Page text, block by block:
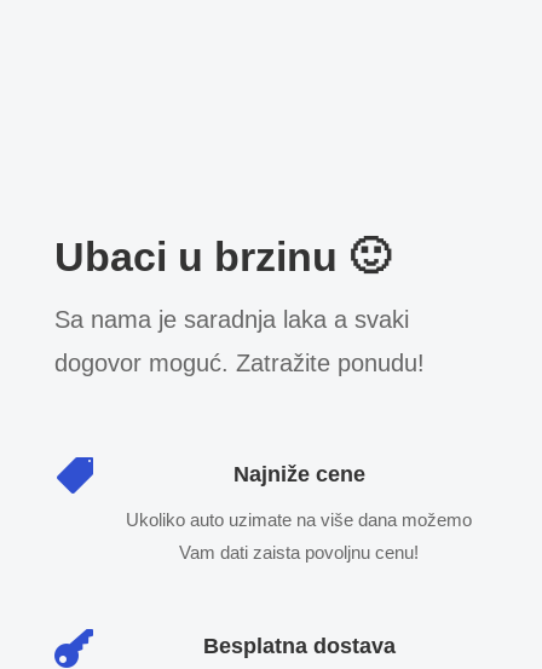
Ubaci u brzinu 🙂
Sa nama je saradnja laka a svaki
dogovor moguć. Zatražite ponudu!
 Najniže cene
Ukoliko auto uzimate na više dana možemo
Vam dati zaista povoljnu cenu!
 Besplatna dostava